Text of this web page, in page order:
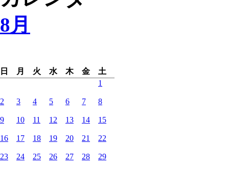
8月
日 月 火 水 木 金
土
1
2 3 4 5 6 7 8
9 10 11 12 13 14 15
16 17 18 19 20 21 22
23 24 25 26 27 28 29